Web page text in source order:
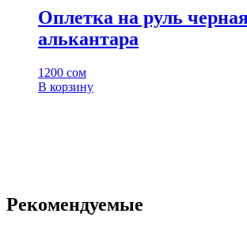
Оплетка на руль
алькантара
1200 сом
В корзину
Рекомендуемые